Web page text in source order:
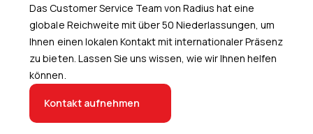
Das Customer Service Team von Radius hat eine
globale Reichweite mit über 50 Niederlassungen, um
Ihnen einen lokalen Kontakt mit internationaler Präsenz
zu bieten. Lassen Sie uns wissen, wie wir Ihnen helfen
können.
Kontakt aufnehmen